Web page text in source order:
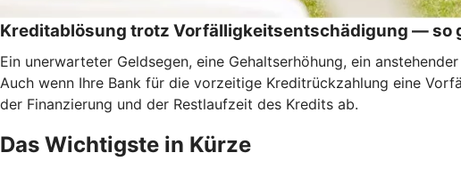
Kreditablösung trotz Vorfälligkeitsentschädigung — so
Ein unerwarteter Geldsegen, eine Gehaltserhöhung, ein
Auch wenn Ihre Bank für die vorzeitige Kreditrückzahlung eine
der Finanzierung und der Restlaufzeit des Kredits ab.
Das Wichtigste in Kürze